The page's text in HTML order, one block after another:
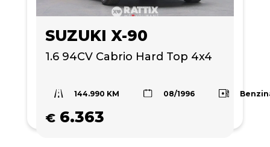
SUZUKI X-90
1.6 94CV Cabrio Hard Top 4x4
144.990 KM 08/1996
€ 6.363